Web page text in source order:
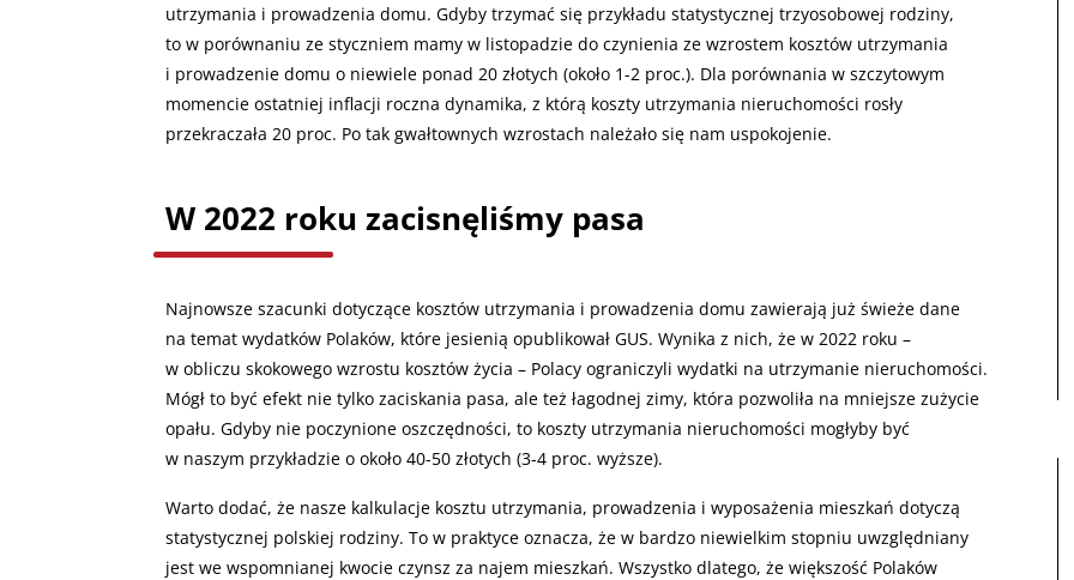
utrzymania i prowadzenia domu. Gdyby trzymać się przykładu statystycznej trzyosobowej rodziny,
to w porównaniu ze styczniem mamy w listopadzie do czynienia ze wzrostem kosztów utrzymania
i prowadzenie domu o niewiele ponad 20 złotych (około 1-2 proc.). Dla porównania w szczytowym
momencie ostatniej inflacji roczna dynamika, z którą koszty utrzymania nieruchomości rosły
przekraczała 20 proc. Po tak gwałtownych wzrostach należało się nam uspokojenie.
W 2022 roku zacisnęliśmy pasa
Najnowsze szacunki dotyczące kosztów utrzymania i prowadzenia domu zawierają już świeże dane
na temat wydatków Polaków, które jesienią opublikował GUS. Wynika z nich, że w 2022 roku –
w obliczu skokowego wzrostu kosztów życia – Polacy ograniczyli wydatki na utrzymanie nieruchomości.
Mógł to być efekt nie tylko zaciskania pasa, ale też łagodnej zimy, która pozwoliła na mniejsze zużycie
opału. Gdyby nie poczynione oszczędności, to koszty utrzymania nieruchomości mogłyby być
w naszym przykładzie o około 40-50 złotych (3-4 proc. wyższe).
Warto dodać, że nasze kalkulacje kosztu utrzymania, prowadzenia i wyposażenia mieszkań dotyczą
statystycznej polskiej rodziny. To w praktyce oznacza, że w bardzo niewielkim stopniu uwzględniany
jest we wspomnianej kwocie czynsz za najem mieszkań. Wszystko dlatego, że większość Polaków